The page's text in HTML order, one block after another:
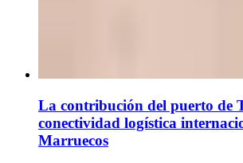
La contribución del puerto de
conectividad logística
Marruecos